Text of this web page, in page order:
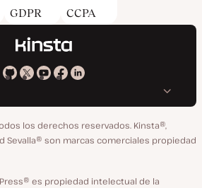
GDPR CCPA
Kinsta
GitHub
Kinsta
X
Kinsta
YouTube
Kinsta
Facebook
Kinsta
LinkedIn
los derechos reservados. Kinsta®,
Sevalla® son marcas comerciales propiedad
es propiedad intelectual de la